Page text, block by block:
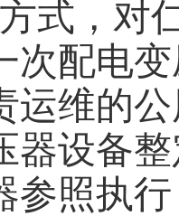
式，对
次配电
运维的
器设备
参照执